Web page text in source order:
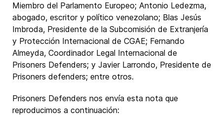
Miembro del Parlamento Europeo; Antonio Ledezma,
abogado, escritor y político venezolano; Blas Jesús
Imbroda, Presidente de la Subcomisión de Extranjería
y Protección Internacional de CGAE; Fernando
Almeyda, Coordinador Legal Internacional de
Prisoners Defenders; y Javier Larrondo, Presidente de
Prisoners defenders; entre otros.
Prisoners Defenders nos envía esta nota que
reproducimos a continuación: